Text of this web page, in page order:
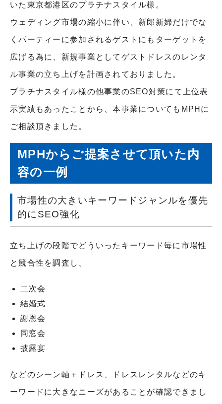
いた東京都港区のプラチナスタイル様。
ウェディング市場の縮小に伴い、新郎新婦だけでな
くパーティーに参加されるゲストにもターゲットを
広げる為に、新規事業としてゲストドレスのレンタ
ル事業の立ち上げを計画されておりました。
プラチナスタイル様の他事業のSEO対策にて上位表
示実績もあったことから、本事業についてもMPHに
ご相談頂きました。
MPHからご提案させて頂いた内
容の一例
市場性の大きいキーワードジャンルを優先
的にSEO強化
立ち上げの段階でどういったキーワード毎に市場性
と競合性を調査し、
二次会
結婚式
謝恩会
同窓会
披露宴
などのシーン軸＋ドレス、ドレスレンタルなどのキ
ーワードに大きなニーズがあることが確認できまし